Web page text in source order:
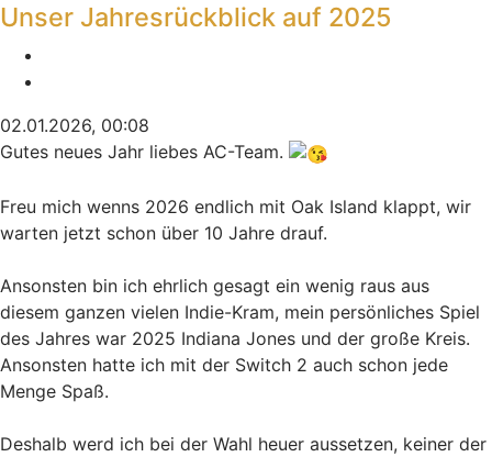
Unser Jahresrückblick auf 2025
02.01.2026, 00:08
Gutes neues Jahr liebes AC-Team.
Freu mich wenns 2026 endlich mit Oak Island klappt, wir
warten jetzt schon über 10 Jahre drauf.
Ansonsten bin ich ehrlich gesagt ein wenig raus aus
diesem ganzen vielen Indie-Kram, mein persönliches Spiel
des Jahres war 2025 Indiana Jones und der große Kreis.
Ansonsten hatte ich mit der Switch 2 auch schon jede
Menge Spaß.
Deshalb werd ich bei der Wahl heuer aussetzen, keiner der